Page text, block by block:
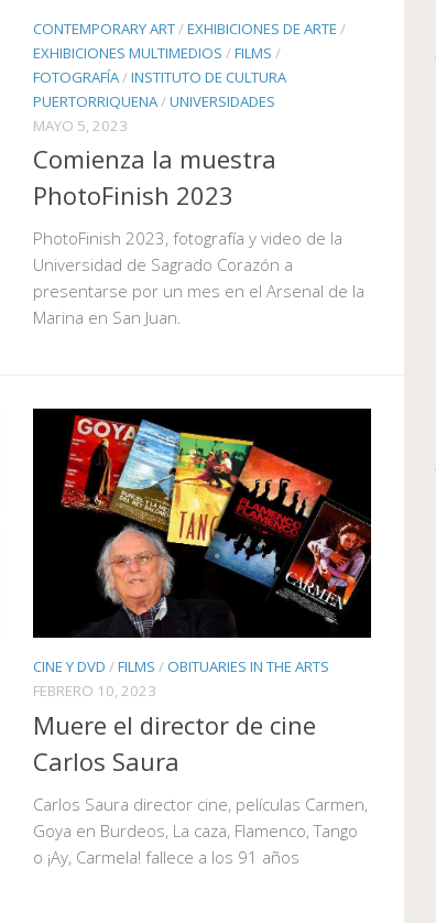
CONTEMPORARY ART /EXHIBICIONES DE ARTE /
EXHIBICIONES MULTIMEDIOS /FILMS /
FOTOGRAFÍA /INSTITUTO DE CULTURA
PUERTORRIQUENA /UNIVERSIDADES
MAYO 5, 2023
Comienza la muestra
PhotoFinish 2023
PhotoFinish 2023, fotografía y video de la
Universidad de Sagrado Corazón a
presentarse por un mes en el Arsenal de la
Marina en San Juan.
CINE Y DVD /FILMS / OBITUARIES IN THE ARTS
FEBRERO 10, 2023
Muere el director de cine
Carlos Saura
Carlos Saura director cine, películas Carmen,
Goya en Burdeos, La caza, Flamenco, Tango
o ¡Ay, Carmela! fallece a los 91 años